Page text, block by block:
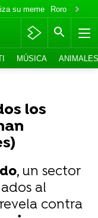
su meme Roro lo niega
MÚSICA ANIMALES
los
, un sector
al
contra